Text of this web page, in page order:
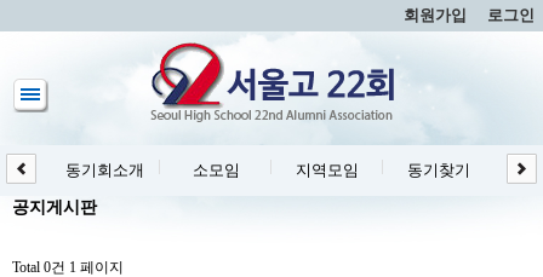
회원가입 로그인
동기회소개 소모임 지역모임 동기찾기 동
공지게시판
Total 0건 1 페이지